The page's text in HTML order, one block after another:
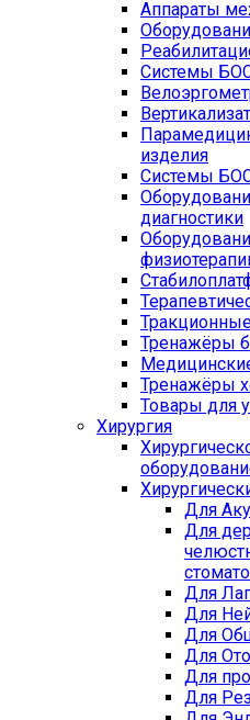
Аппараты
Системы
изделия
Системы
диагностики
Тренажёры
Тренажёры
Товары для
Хирургия
Для
Для
Для
Для
Для
Для
Для
Для